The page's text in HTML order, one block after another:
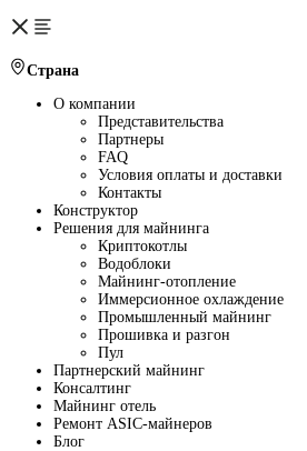
Страна
О компании
Представительства
Партнеры
FAQ
Условия оплаты и доставки
Контакты
Конструктор
Решения для майнинга
Криптокотлы
Водоблоки
Майнинг-отопление
Иммерсионное охлаждение
Промышленный майнинг
Прошивка и разгон
Пул
Партнерский майнинг
Консалтинг
Майнинг отель
Ремонт ASIC-майнеров
Блог